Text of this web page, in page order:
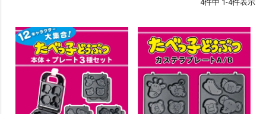
4件中 1-4件表示